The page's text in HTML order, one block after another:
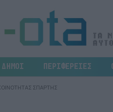
ΔΗΜΟΙ ΠΕΡΙΦΕΡΕΙΕΣ
ΣΠΑΡΤΗΣ